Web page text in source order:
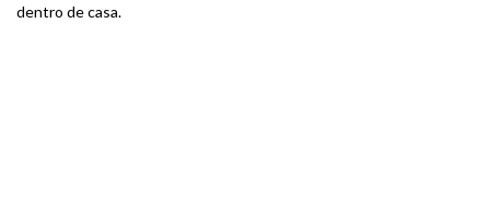
dentro de casa.